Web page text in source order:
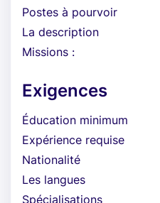
Postes à pourvoir
La description
Missions :
Exigences
Éducation minimum
Expérience requise
Nationalité
Les langues
Spécialisations